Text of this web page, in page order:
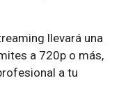
llevará una
a 720p o más,
a tu